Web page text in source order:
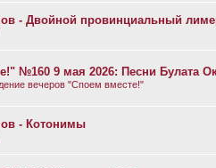
- Двойной провинциальный
№160 9 мая 2026: Песни Булата
вечеров "Споем вместе!"
- Котонимы